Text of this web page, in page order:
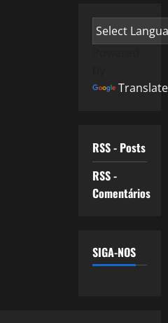
Translate
RSS - Posts
RSS -
Comentários
SIGA-NOS